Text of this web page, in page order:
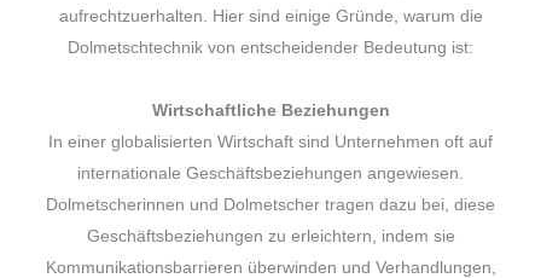
aufrechtzuerhalten. Hier sind einige Gründe, warum die
Dolmetschtechnik von entscheidender Bedeutung ist:
Wirtschaftliche Beziehungen
In einer globalisierten Wirtschaft sind Unternehmen oft auf
internationale Geschäftsbeziehungen angewiesen.
Dolmetscherinnen und Dolmetscher tragen dazu bei, diese
Geschäftsbeziehungen zu erleichtern, indem sie
Kommunikationsbarrieren überwinden und Verhandlungen,